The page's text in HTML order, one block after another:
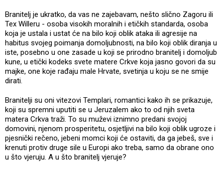
Branitelj je ukratko, da vas ne zajebavam, nešto slično Zagoru ili
Tex Willeru - osoba visokih moralnih i etičkih standarda, osoba
koja je ustala i ustat će na bilo koji oblik ataka ili agresije na
habitus svojeg poimanja domoljubnosti, na bilo koji oblik diranja u
iste, posebno u one zasade u koji se prirodno branitelj i domoljub
kune, u etički kodeks svete matere Crkve koja jasno govori da su
majke, one koje rađaju male Hrvate, svetinja u koju se ne smije
dirati.
Branitelji su oni vitezovi Templari, romantici kako ih se prikazuje,
koji su spremni uputiti se u Jeruzalem ako to od njih sveta
matera Crkva traži. To su muževi iznimno predani svojoj
domovini, njenom prosperitetu, osjetljivi na bilo koji oblik ugroze i
pjesnički rečeno, jebeni momci koji će ostaviti, da ga jebeš, sve i
krenuti protiv druge sile u Europi ako treba, samo da obrane ono
u što vjeruju. A u što branitelj vjeruje?